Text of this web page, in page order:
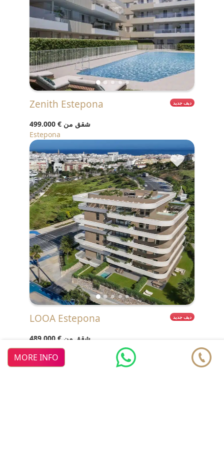
ديف جديد Zenith Estepona
شقق من € 499.000
Estepona
♥
ديف جديد LOOA Estepona
شقق من € 489.000
Estepona
MORE INFO